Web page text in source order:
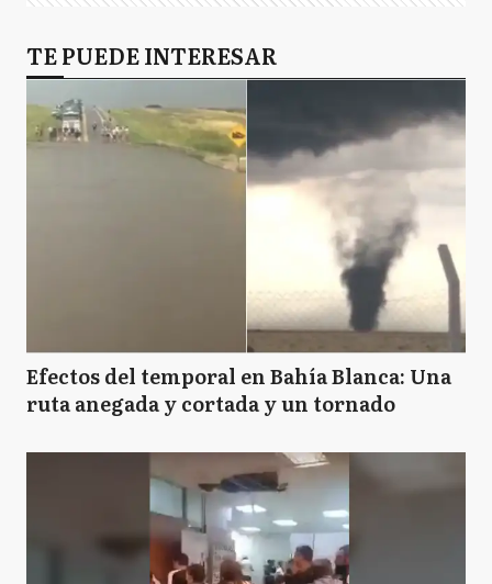
TE PUEDE INTERESAR
Efectos del temporal en Bahía Blanca: Una
ruta anegada y cortada y un tornado